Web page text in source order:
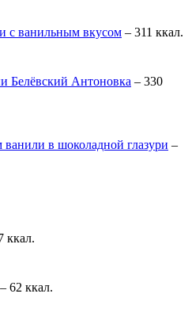
с ванильным вкусом – 311 ккал.
Белёвский Антоновка – 330
в шоколадной глазури –
ккал.
– 62 ккал.